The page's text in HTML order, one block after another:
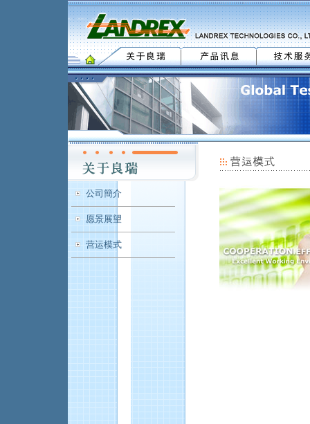
公司簡介
愿景展望
营运模式